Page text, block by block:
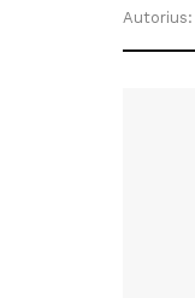
Autorius: